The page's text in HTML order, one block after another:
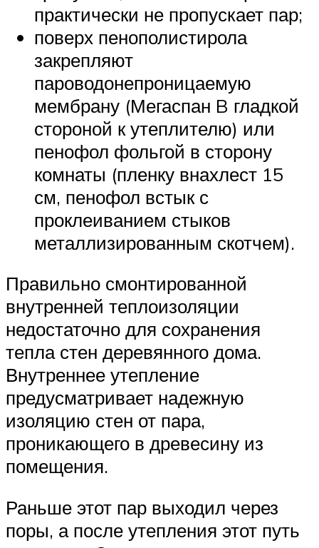
практически не пропускает пар;
поверх пенополистирола
закрепляют
пароводонепроницаемую
мембрану (Мегаспан B гладкой
стороной к утеплителю) или
пенофол фольгой в сторону
комнаты (пленку внахлест 15
см, пенофол встык с
проклеиванием стыков
металлизированным скотчем).
Правильно смонтированной
внутренней теплоизоляции
недостаточно для сохранения
тепла стен деревянного дома.
Внутреннее утепление
предусматривает надежную
изоляцию стен от пара,
проникающего в древесину из
помещения.
Раньше этот пар выходил через
поры, а после утепления этот путь